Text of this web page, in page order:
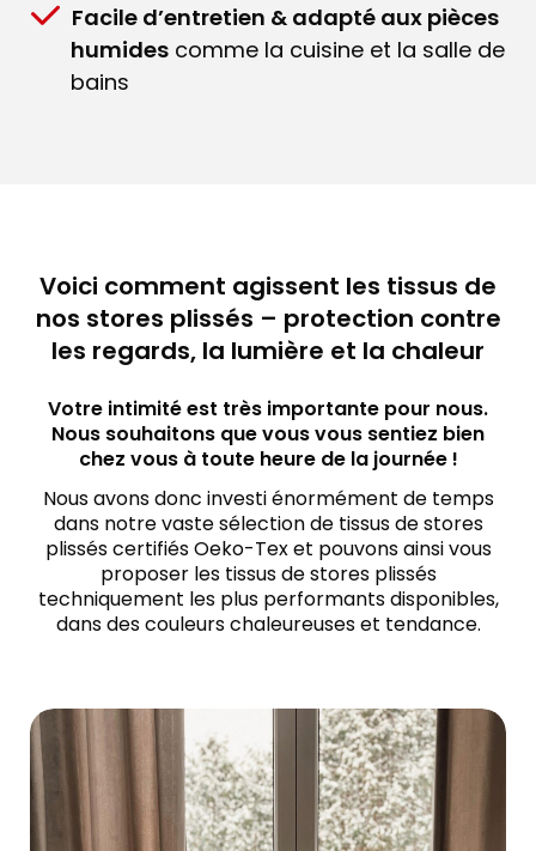
Facile d’entretien & adapté aux pièces
humides comme la cuisine et la salle de
bains
Voici comment agissent les tissus de
nos stores plissés – protection contre
les regards, la lumière et la chaleur
Votre intimité est très importante pour nous.
Nous souhaitons que vous vous sentiez bien
chez vous à toute heure de la journée !
Nous avons donc investi énormément de temps
dans notre vaste sélection de tissus de stores
plissés certifiés Oeko-Tex et pouvons ainsi vous
proposer les tissus de stores plissés
techniquement les plus performants disponibles,
dans des couleurs chaleureuses et tendance.